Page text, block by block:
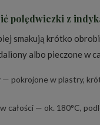
polędwiczki z
smakują krótko
albo pieczone w
— pokrojone w plastry,
całości — ok. 180°C,